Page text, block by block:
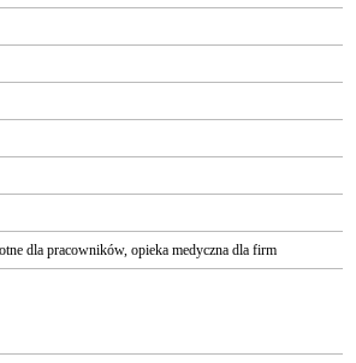
dla pracowników, opieka medyczna dla firm